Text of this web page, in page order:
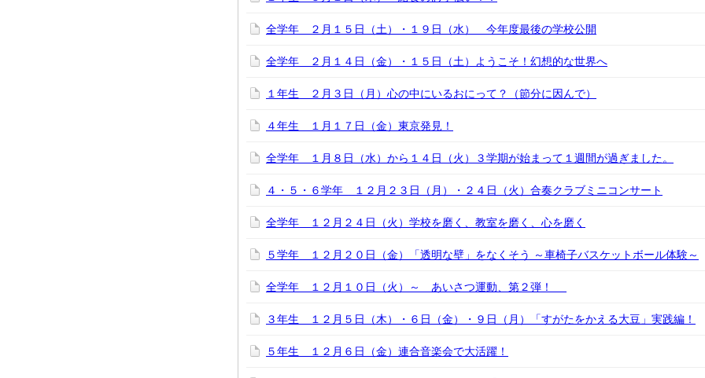
全学年 ２月１５日（土）・１９日（水） 今年度最後の学校公開
全学年 ２月１４日（金）・１５日（土）ようこそ！幻想的な世界へ
１年生 ２月３日（月）心の中にいるおにって？（節分に因んで）
４年生 １月１７日（金）東京発見！
全学年 １月８日（水）から１４日（火）３学期が始まって１週間が過ぎました。
４・５・６学年 １２月２３日（月）・２４日（火）合奏クラブミニコンサート
全学年 １２月２４日（火）学校を磨く、教室を磨く、心を磨く
５学年 １２月２０日（金）「透明な壁」をなくそう ～車椅子バスケットボール体験～
全学年 １２月１０日（火）～ あいさつ運動、第２弾！
３年生 １２月５日（木）・６日（金）・９日（月）「すがたをかえる大豆」実践編！
５年生 １２月６日（金）連合音楽会で大活躍！